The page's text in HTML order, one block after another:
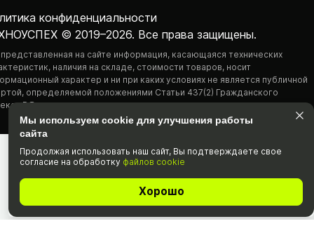
© 2019–2026. Все права защищены.
конфиденциаль­ности
на сайте информация, касающаяся технических
наличия на складе, стоимости товаров, носит
характер и ни при каких условиях не является публичной
определяемой положениями Статьи 437(2) Гражданского
РФ.
Мы используем cookie для улучшения работы
сайта
Продолжая использовать наш cайт, Вы подтвержда­ете свое
согласие на обработку файлов cookie
Хорошо